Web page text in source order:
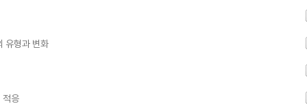
유형과 변화
적응